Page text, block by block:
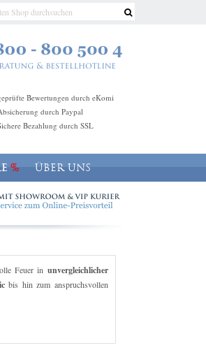
Bewertungen durch eKomi
durch Paypal
Bezahlung durch SSL
ÜBER UNS
Feuer in unvergleichlicher
bis hin zum anspruchsvollen